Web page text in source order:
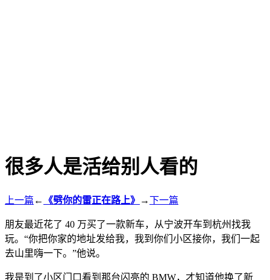
很多人是活给别人看的
上一篇 ← 《劈你的雷正在路上》 →下一篇
朋友最近花了 40 万买了一款新车，从宁波开车到杭州找我
玩。“你把你家的地址发给我，我到你们小区接你，我们一起
去山里嗨一下。”他说。
我是到了小区门口看到那台闪亮的 BMW，才知道他换了新